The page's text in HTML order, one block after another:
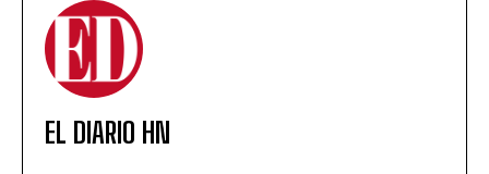
EL DIARIO HN